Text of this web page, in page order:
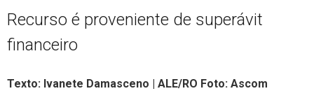
Recurso é proveniente de superávit
financeiro
Texto: Ivanete Damasceno | ALE/RO Foto: Ascom